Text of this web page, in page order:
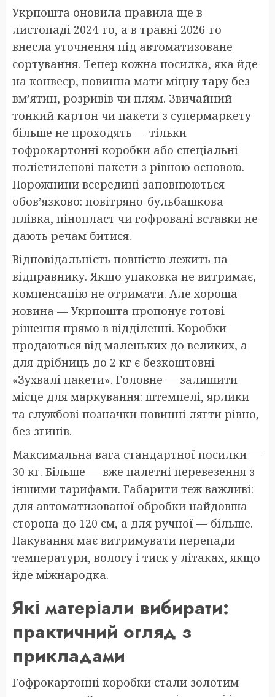
Укрпошта оновила правила ще в
листопаді 2024-го, а в травні 2026-го
внесла уточнення під автоматизоване
сортування. Тепер кожна посилка, яка йде
на конвеєр, повинна мати міцну тару без
вм’ятин, розривів чи плям. Звичайний
тонкий картон чи пакети з супермаркету
більше не проходять — тільки
гофрокартонні коробки або спеціальні
поліетиленові пакети з рівною основою.
Порожнини всередині заповнюються
обов’язково: повітряно-бульбашкова
плівка, пінопласт чи гофровані вставки не
дають речам битися.
Відповідальність повністю лежить на
відправнику. Якщо упаковка не витримає,
компенсацію не отримати. Але хороша
новина — Укрпошта пропонує готові
рішення прямо в відділенні. Коробки
продаються від маленьких до великих, а
для дрібниць до 2 кг є безкоштовні
«Зухвалі пакети». Головне — залишити
місце для маркування: штемпелі, ярлики
та службові позначки повинні лягти рівно,
без згинів.
Максимальна вага стандартної посилки —
30 кг. Більше — вже палетні перевезення з
іншими тарифами. Габарити теж важливі:
для автоматизованої обробки найдовша
сторона до 120 см, а для ручної — більше.
Пакування має витримувати перепади
температури, вологу і тиск у літаках, якщо
йде міжнародка.
Які матеріали вибирати:
практичний огляд з
прикладами
Гофрокартонні коробки стали золотим